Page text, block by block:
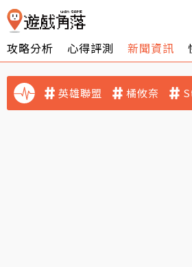
攻略分析 心得評測 新聞資訊
英雄聯盟 橘攸奈